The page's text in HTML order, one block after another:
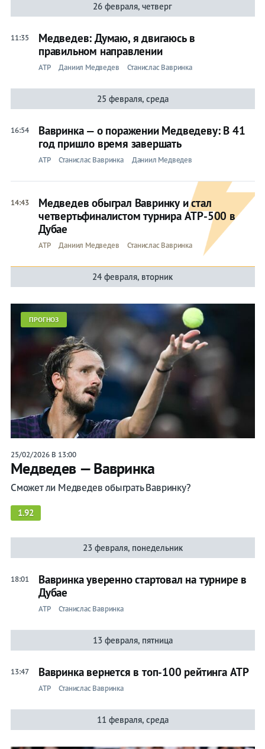
26 февраля, четверг
11:35
Медведев: Думаю, я двигаюсь в
правильном направлении
ATP Даниил Медведев Станислас Вавринка
25 февраля, среда
16:54
Вавринка — о поражении Медведеву: В 41
год пришло время завершать
ATP Станислас Вавринка Даниил Медведев
14:43
Медведев обыграл Вавринку и стал
четвертьфиналистом турнира ATP-500 в
Дубае
ATP Даниил Медведев Станислас Вавринка
24 февраля, вторник
ПРОГНОЗ
25/02/2026 В 13:00
Медведев — Вавринка
Сможет ли Медведев обыграть Вавринку?
1.92
23 февраля, понедельник
18:01
Вавринка уверенно стартовал на турнире в
Дубае
ATP Станислас Вавринка
13 февраля, пятница
13:47 Вавринка вернется в топ-100 рейтинга ATP
ATP Станислас Вавринка
11 февраля, среда